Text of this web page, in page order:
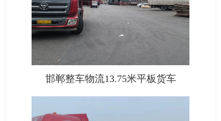
邯郸整车物流13.75米平板货车